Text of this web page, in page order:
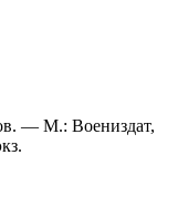
— М.: Воениздат,